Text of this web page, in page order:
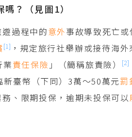
？（見圖1）
過程中的意外事故導致死亡或
[1] ，規定旅行社舉辦或接待海
責任保險 」（簡稱旅責險） [2]
臺幣（下同）3萬～50萬元罰
、限期投保，逾期未投保可以